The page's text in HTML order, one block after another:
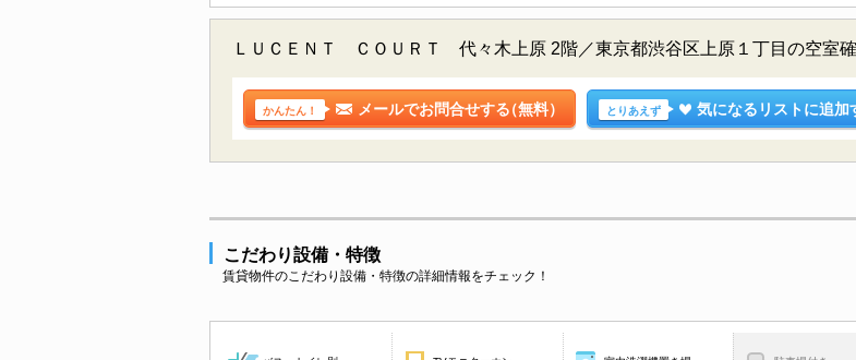
ＬＵＣＥＮＴ ＣＯＵＲＴ 代々木上原 2階／東京都渋谷区上原１丁目の空室確
かんたん！ メールでお問合せする（無料） とりあえず 気になるリストに追加
こだわり設備・特徴
賃貸物件のこだわり設備・特徴の詳細情報をチェック！